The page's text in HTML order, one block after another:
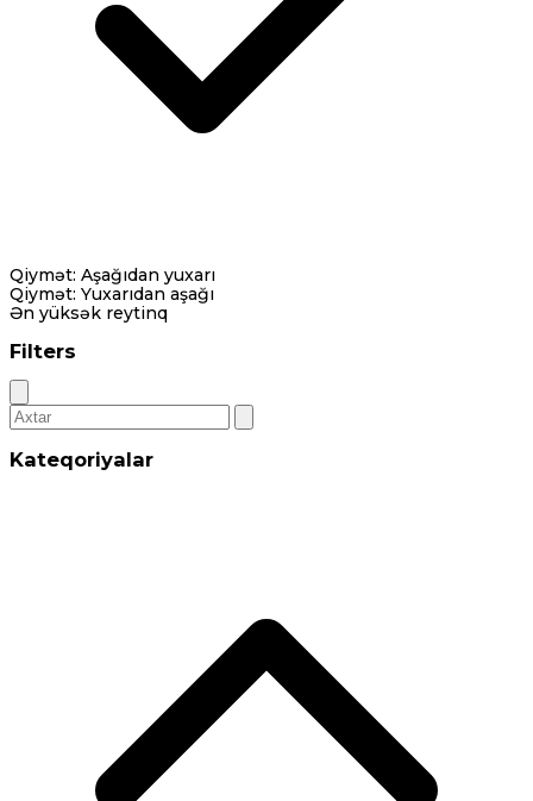
Qiymət: Aşağıdan yuxarı
Qiymət: Yuxarıdan aşağı
Ən yüksək reytinq
Filters
Kateqoriyalar